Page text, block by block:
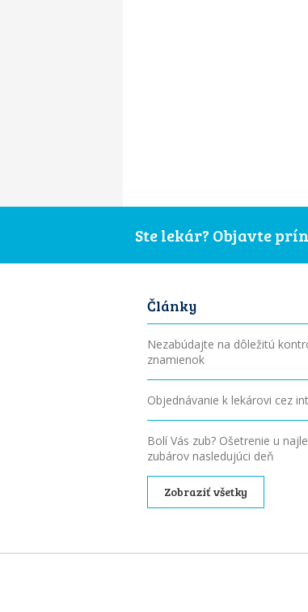
Ste lekár? Objavte
Články
Nezabúdajte na dôležitú
znamienok
Objednávanie k lekárovi cez
Bolí Vás zub? Ošetrenie u
zubárov nasledujúci deň
Zobraziť všetky